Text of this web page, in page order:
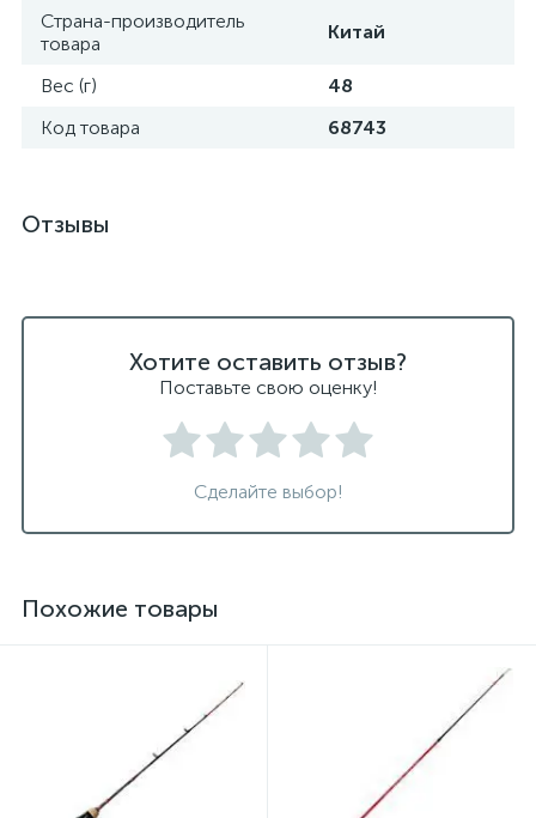
Страна-производитель
товара
Китай
Вес (г)
48
Код товара
68743
Отзывы
Хотите оставить отзыв?
Поставьте свою оценку!
Сделайте выбор!
Похожие товары